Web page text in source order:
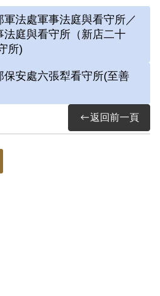
」被捕，時任水泥公司
；被捕後拘禁於警備總
下室及六張犁看守所進
決結果處以15年有期徒
術老師婉拒函授，決意
。每日早晚以牢房廁所門
的方形牢獄中，房內六
人場域，乃自稱「六大
法處軍事法庭與看守所／
法庭與看守所（新店二十
所)
保安處六張犁看守所(至善
返回前一頁